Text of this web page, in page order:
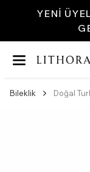
YENI
Bileklik Doğal